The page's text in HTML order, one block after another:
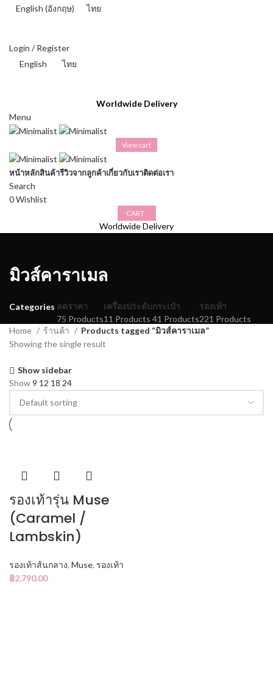
English (อังกฤษ) ไทย
Login / Register
English
ไทย
Worldwide Delivery
Menu
View cart
หน้าหลักสินค้ารีวิวจากลูกค้าเกี่ยวกับเราติดต่อเรา
Search
0Wishlist
CART
Worldwide Delivery
มิวส์คาราเมล
Categories ลดราคา
75 Products
เครื่องประดับ
11 Products
กระเป๋า
41 Products
รองเท้า
221 Products
Home
ร้านค้า
Products tagged “มิวส์คาราเมล”
Showing the single result
Show sidebar
Show9 12 18 24
รองเท้ารุ่น Muse
(Caramel /
Lambskin)
รองเท้าส้นกลาง, Muse, รองเท้า
฿2,790.00